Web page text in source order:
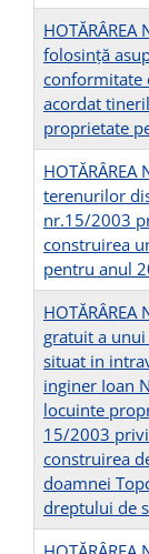
folosinţă
conformitate
acordat
proprietate
terenurilor
nr.15/2003
construirea
pentru anul
gratuit a
situat in
inginer Ioan
locuinte
15/2003
construirea
doamnei
dreptului de